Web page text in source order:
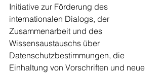
Initiative zur Förderung des
internationalen Dialogs, der
Zusammenarbeit und des
Wissensaustauschs über
Datenschutzbestimmungen, die
Einhaltung von Vorschriften und neue